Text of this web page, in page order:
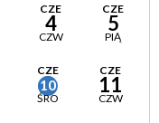
CZE
4
CZW
CZE
5
PIĄ
CZE
10
ŚRO
CZE
11
CZW